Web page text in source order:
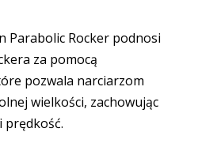
Parabolic Rocker podnosi
za pomocą
pozwala narciarzom
wielkości, zachowując
prędkość.